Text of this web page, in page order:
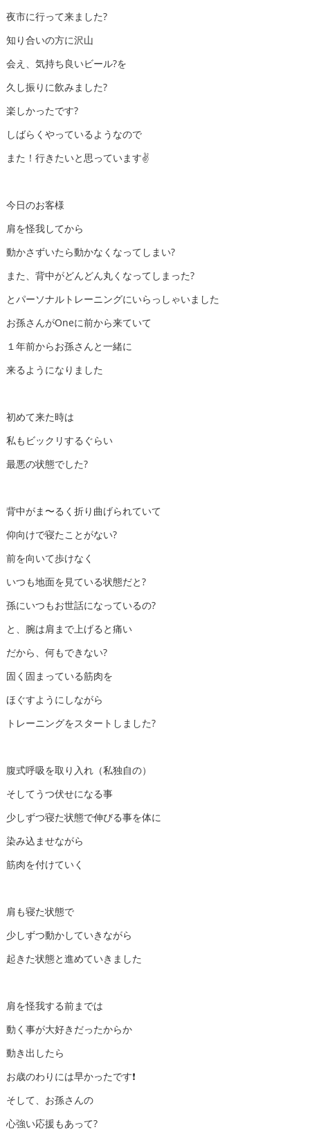
夜市に行って来ました?
知り合いの方に沢山
会え、気持ち良いビール?を
久し振りに飲みました?
楽しかったです?
しばらくやっているようなので
また！行きたいと思っています✌️
今日のお客様
肩を怪我してから
動かさずいたら動かなくなってしまい?
また、背中がどんどん丸くなってしまった?
とパーソナルトレーニングにいらっしゃいました
お孫さんがOneに前から来ていて
１年前からお孫さんと一緒に
来るようになりました
初めて来た時は
私もビックリするぐらい
最悪の状態でした?
背中がま〜るく折り曲げられていて
仰向けで寝たことがない?
前を向いて歩けなく
いつも地面を見ている状態だと?
孫にいつもお世話になっているの?
と、腕は肩まで上げると痛い
だから、何もできない?
固く固まっている筋肉を
ほぐすようにしながら
トレーニングをスタートしました?
腹式呼吸を取り入れ（私独自の）
そしてうつ伏せになる事
少しずつ寝た状態で伸びる事を体に
染み込ませながら
筋肉を付けていく
肩も寝た状態で
少しずつ動かしていきながら
起きた状態と進めていきました
肩を怪我する前までは
動く事が大好きだったからか
動き出したら
お歳のわりには早かったです❗️
そして、お孫さんの
心強い応援もあって?